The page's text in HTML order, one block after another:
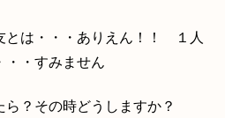
とは・・・ありえん！！ １人
・・すみません
？その時どうしますか？